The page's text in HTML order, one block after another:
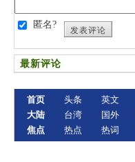
匿名?
发表评论
最新评论
首页
大陆
焦点
头条
台湾
热点
英文
国外
热词